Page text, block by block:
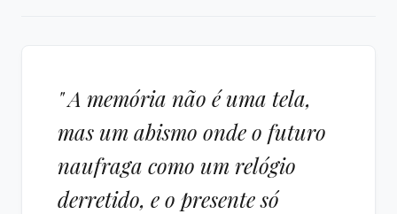
" A memória não é uma tela,
mas um abismo onde o futuro
naufraga como um relógio
derretido, e o presente só